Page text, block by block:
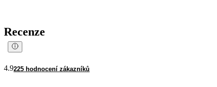
Recenze
4.9225 hodnocení zákazníků